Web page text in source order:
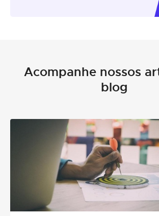
Acompanhe nossos
blog